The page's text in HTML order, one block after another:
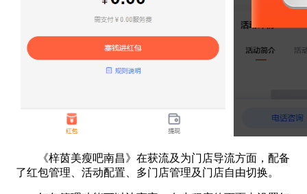
《梓茵美瘦吧南昌》在获流及为门店导流方面，配备
了红包管理、活动配置、多门店管理及门店自由切换。